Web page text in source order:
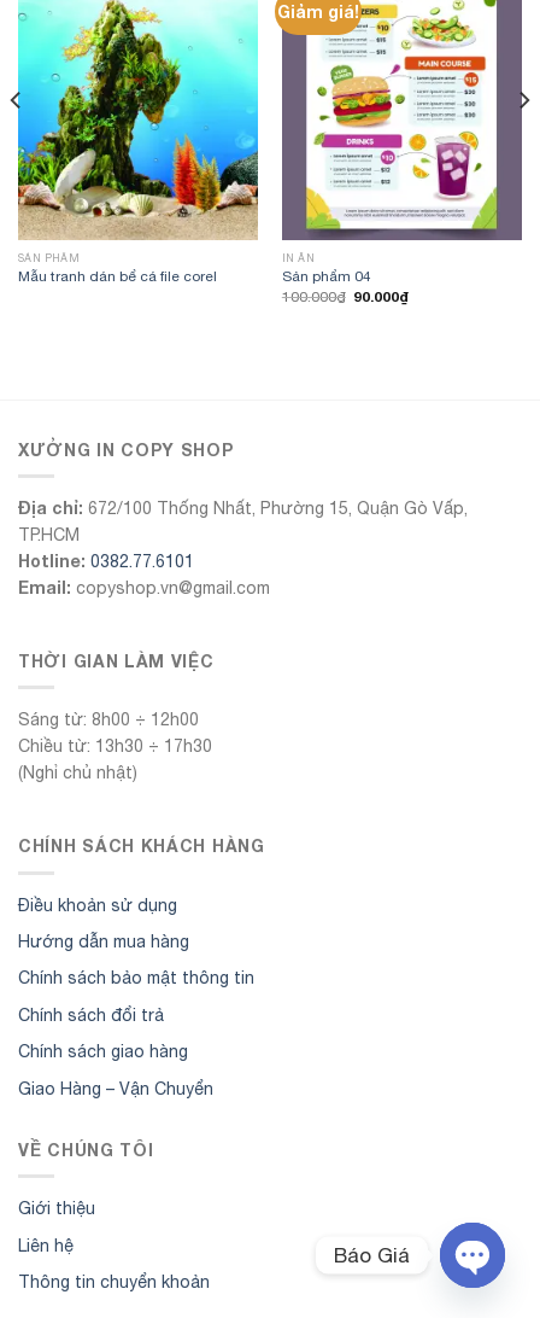
SẢN PHẨM
Mẫu tranh dán bể cá file corel
Giảm giá!
IN ẤN
Sản phẩm 04
100.000₫ Giá
90.000₫Giá
XƯỞNG IN COPY SHOP
Địa chỉ: 672/100 Thống Nhất, Phường 15, Quận Gò Vấp,
TP.HCM
Hotline: 0382.77.6101
Email: copyshop.vn@gmail.com
THỜI GIAN LÀM VIỆC
Sáng từ: 8h00 ÷ 12h00
Chiều từ: 13h30 ÷ 17h30
(Nghỉ chủ nhật)
CHÍNH SÁCH KHÁCH HÀNG
Điều khoản sử dụng
Hướng dẫn mua hàng
Chính sách bảo mật thông tin
Chính sách đổi trả
Chính sách giao hàng
Giao Hàng – Vận Chuyển
VỀ CHÚNG TÔI
Giới thiệu
Liên hệ
Thông tin chuyển khoản
Báo Giá